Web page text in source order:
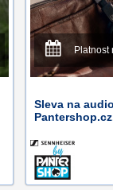
Platnost
Sleva na